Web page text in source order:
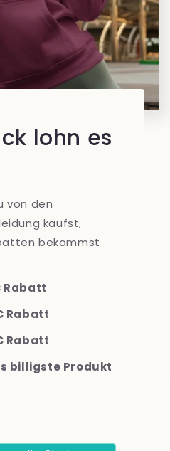
lohn es
von den
kaufst,
bekommst
Rabatt
Rabatt
Rabatt
billigste Produkt